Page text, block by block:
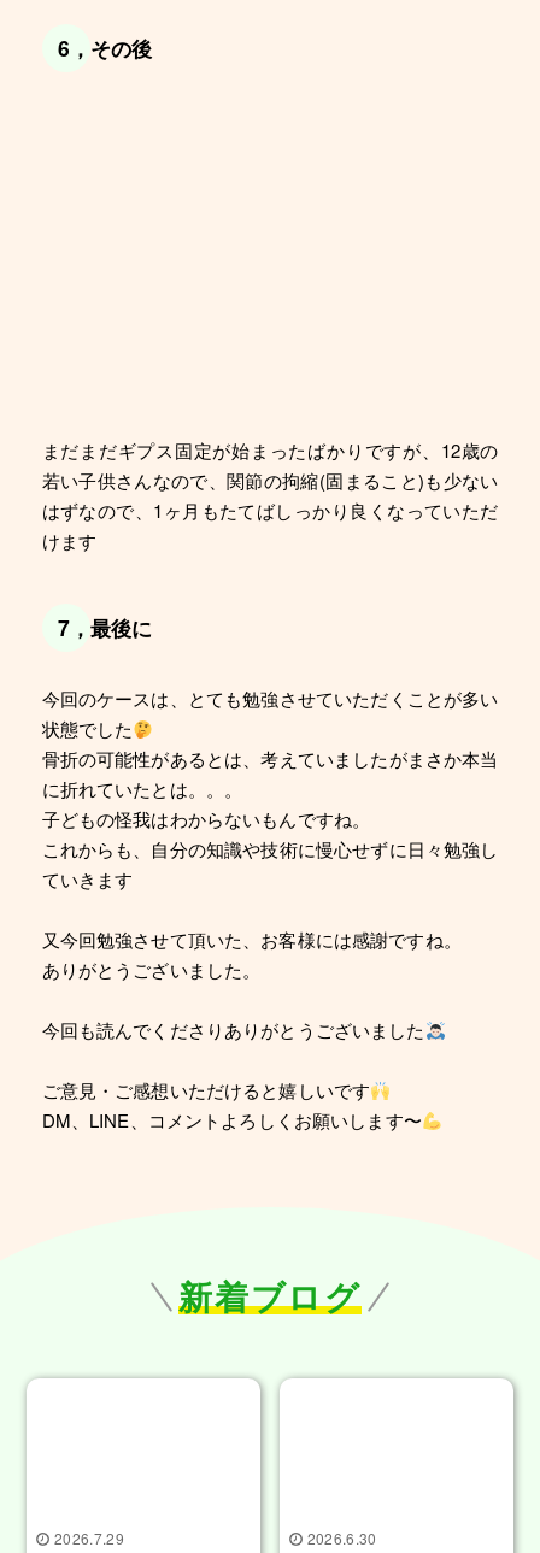
6，その後
まだまだギプス固定が始まったばかりですが、12歳の
若い子供さんなので、関節の拘縮(固まること)も少ない
はずなので、1ヶ月もたてばしっかり良くなっていただ
けます
7，最後に
今回のケースは、とても勉強させていただくことが多い
状態でした
骨折の可能性があるとは、考えていましたがまさか本当
に折れていたとは。。。
子どもの怪我はわからないもんですね。
これからも、自分の知識や技術に慢心せずに日々勉強し
ていきます
又今回勉強させて頂いた、お客様には感謝ですね。
ありがとうございました。
今回も読んでくださりありがとうございました
ご意見・ご感想いただけると嬉しいです
DM、LINE、コメントよろしくお願いします〜
新着ブログ
2026.7.29 2026.6.30